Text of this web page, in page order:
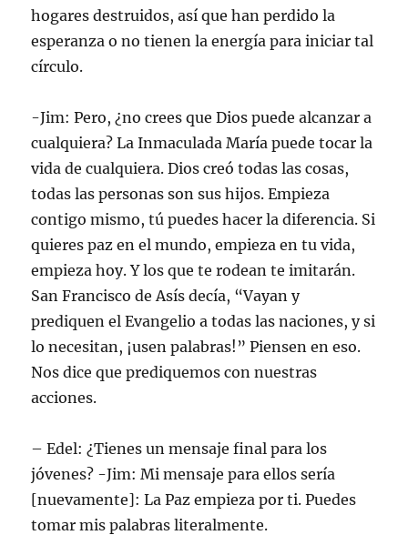
hogares destruidos, así que han perdido la
esperanza o no tienen la energía para iniciar tal
círculo.
-Jim: Pero, ¿no crees que Dios puede alcanzar a
cualquiera? La Inmaculada María puede tocar la
vida de cualquiera. Dios creó todas las cosas,
todas las personas son sus hijos. Empieza
contigo mismo, tú puedes hacer la diferencia. Si
quieres paz en el mundo, empieza en tu vida,
empieza hoy. Y los que te rodean te imitarán.
San Francisco de Asís decía, “Vayan y
prediquen el Evangelio a todas las naciones, y si
lo necesitan, ¡usen palabras!” Piensen en eso.
Nos dice que prediquemos con nuestras
acciones.
– Edel: ¿Tienes un mensaje final para los
jóvenes? -Jim: Mi mensaje para ellos sería
[nuevamente]: La Paz empieza por ti. Puedes
tomar mis palabras literalmente.